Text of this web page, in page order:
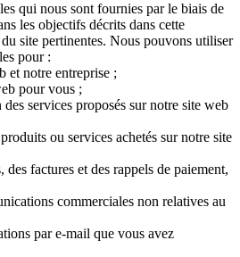
qui nous sont fournies par le biais de
les objectifs décrits dans cette
site pertinentes. Nous pouvons utiliser
pour :
et notre entreprise ;
pour vous ;
services proposés sur notre site web
ou services achetés sur notre site
factures et des rappels de paiement,
commerciales non relatives au
par e-mail que vous avez